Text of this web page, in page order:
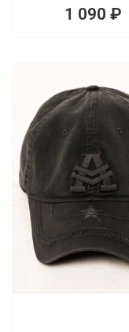
1 090 ₽